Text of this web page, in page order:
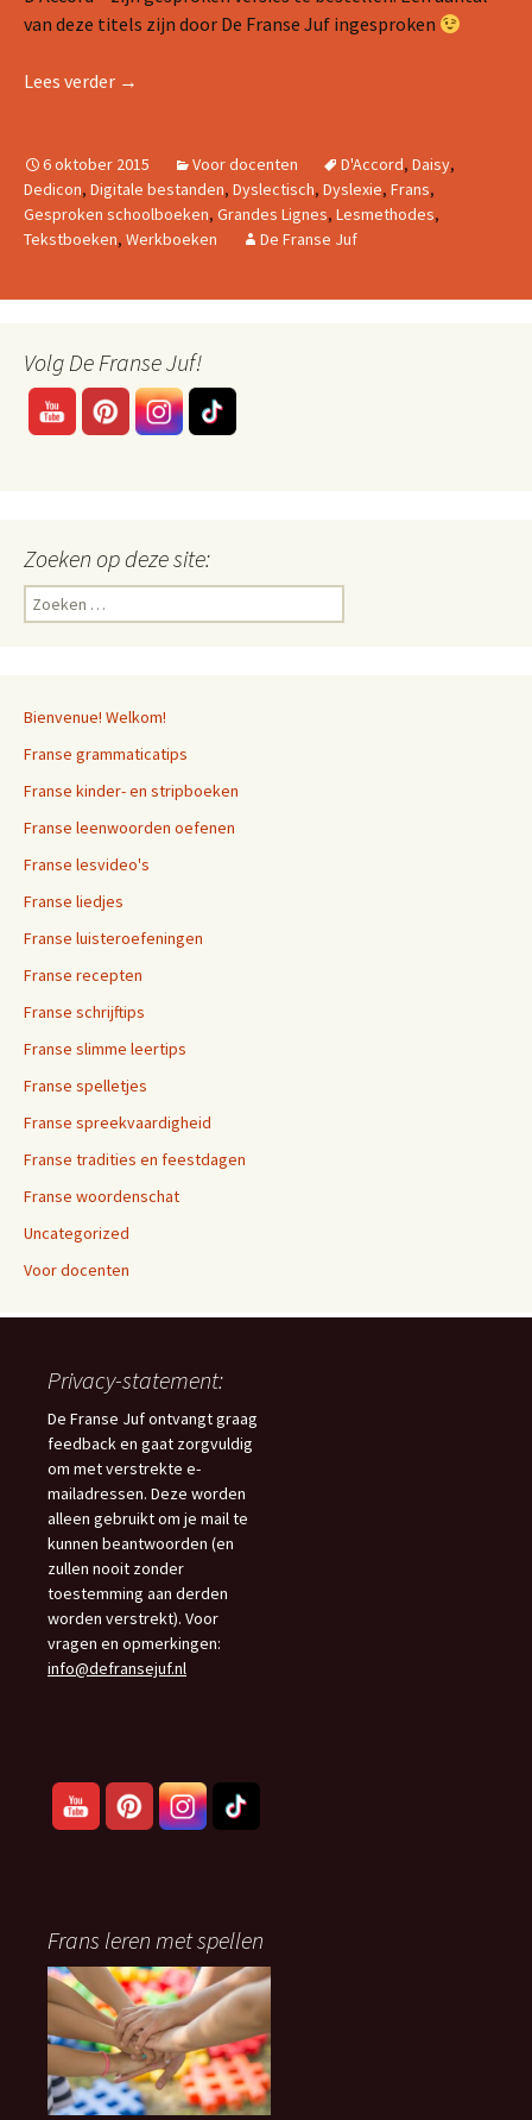
van deze titels zijn door De Franse Juf ingesproken
Lees verder Gesproken schoolboeken Frans voor dyslectici.
→
6 oktober 2015 Voor docenten D'Accord, Daisy,
Dedicon, Digitale bestanden, Dyslectisch, Dyslexie, Frans,
Gesproken schoolboeken, Grandes Lignes, Lesmethodes,
Tekstboeken, Werkboeken De Franse Juf
Volg De Franse Juf!
Zoeken op deze site:
Zoeken
naar:
Bienvenue! Welkom!
Franse grammaticatips
Franse kinder- en stripboeken
Franse leenwoorden oefenen
Franse lesvideo's
Franse liedjes
Franse luisteroefeningen
Franse recepten
Franse schrijftips
Franse slimme leertips
Franse spelletjes
Franse spreekvaardigheid
Franse tradities en feestdagen
Franse woordenschat
Uncategorized
Voor docenten
Privacy-statement:
De Franse Juf ontvangt graag
feedback en gaat zorgvuldig
om met verstrekte e-
mailadressen. Deze worden
alleen gebruikt om je mail te
kunnen beantwoorden (en
zullen nooit zonder
toestemming aan derden
worden verstrekt). Voor
vragen en opmerkingen:
info@defransejuf.nl
Frans leren met spellen